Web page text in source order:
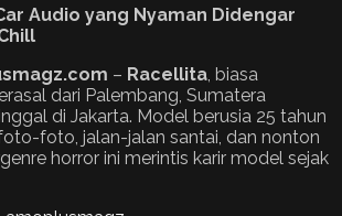
Audio yang Nyaman Didengar
– Racellita , biasa
dari Palembang, Sumatera
di Jakarta. Model berusia 25 tahun
foto, jalan-jalan santai, dan nonton
horror ini merintis karir model sejak